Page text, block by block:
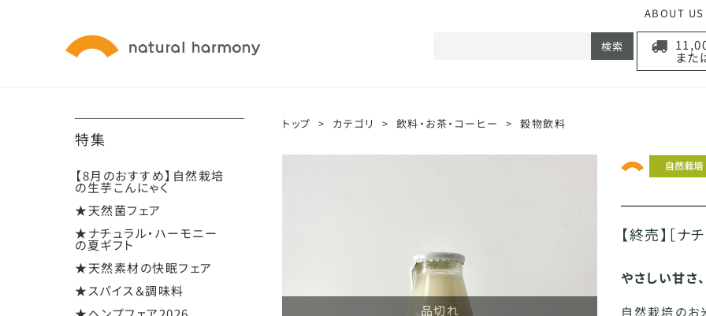
ABOUT US
また
検索
特集
【8月のおすすめ】自然栽培
の生芋こんにゃく
★天然菌フェア
★ナチュラル・ハーモニー
の夏ギフト
★天然素材の快眠フェア
★スパイス＆調味料
トップ > カテゴリ > 飲料・お茶・コーヒー > 穀物飲料
品切れ
【終売】［
やさしい甘さ
自然栽培のお